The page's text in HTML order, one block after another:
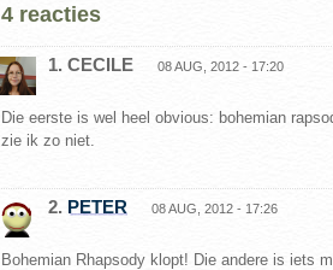
4 reacties
1. CECILE 08 AUG, 2012 - 17:20
Die eerste is wel heel obvious: bohemian
zie ik zo niet.
2. PETER 08 AUG, 2012 - 17:26
Bohemian Rhapsody klopt! Die andere is iets